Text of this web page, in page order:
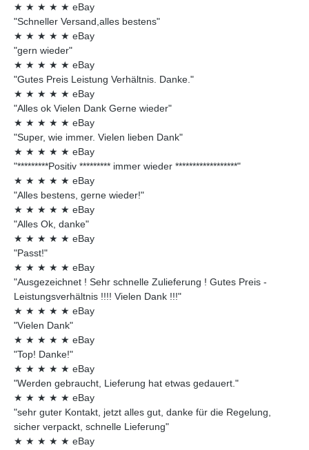
★ ★ ★ ★ ★ eBay
"Schneller Versand,alles bestens"
★ ★ ★ ★ ★ eBay
"gern wieder"
★ ★ ★ ★ ★ eBay
"Gutes Preis Leistung Verhältnis. Danke."
★ ★ ★ ★ ★ eBay
"Alles ok Vielen Dank Gerne wieder"
★ ★ ★ ★ ★ eBay
"Super, wie immer. Vielen lieben Dank"
★ ★ ★ ★ ★ eBay
"*********Positiv ********* immer wieder ******************"
★ ★ ★ ★ ★ eBay
"Alles bestens, gerne wieder!"
★ ★ ★ ★ ★ eBay
"Alles Ok, danke"
★ ★ ★ ★ ★ eBay
"Passt!"
★ ★ ★ ★ ★ eBay
"Ausgezeichnet ! Sehr schnelle Zulieferung ! Gutes Preis -
Leistungsverhältnis !!!! Vielen Dank !!!"
★ ★ ★ ★ ★ eBay
"Vielen Dank"
★ ★ ★ ★ ★ eBay
"Top! Danke!"
★ ★ ★ ★ ★ eBay
"Werden gebraucht, Lieferung hat etwas gedauert."
★ ★ ★ ★ ★ eBay
"sehr guter Kontakt, jetzt alles gut, danke für die Regelung,
sicher verpackt, schnelle Lieferung"
★ ★ ★ ★ ★ eBay